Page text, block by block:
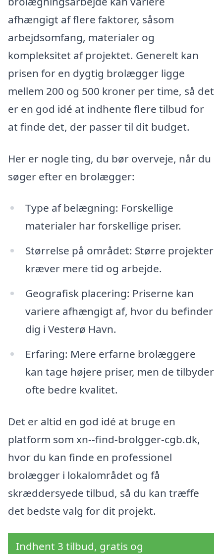
afhængigt af flere faktorer, såsom
arbejdsomfang, materialer og
kompleksitet af projektet. Generelt kan
prisen for en dygtig brolægger ligge
mellem 200 og 500 kroner per time, så det
er en god idé at indhente flere tilbud for
at finde det, der passer til dit budget.
Her er nogle ting, du bør overveje, når du
søger efter en brolægger:
Type af belægning: Forskellige
materialer har forskellige priser.
Størrelse på området: Større projekter
kræver mere tid og arbejde.
Geografisk placering: Priserne kan
variere afhængigt af, hvor du befinder
dig i Vesterø Havn.
Erfaring: Mere erfarne brolæggere
kan tage højere priser, men de tilbyder
ofte bedre kvalitet.
Det er altid en god idé at bruge en
platform som xn--find-brolgger-cgb.dk,
hvor du kan finde en professionel
brolægger i lokalområdet og få
skræddersyede tilbud, så du kan træffe
det bedste valg for dit projekt.
Indhent 3 tilbud, gratis og